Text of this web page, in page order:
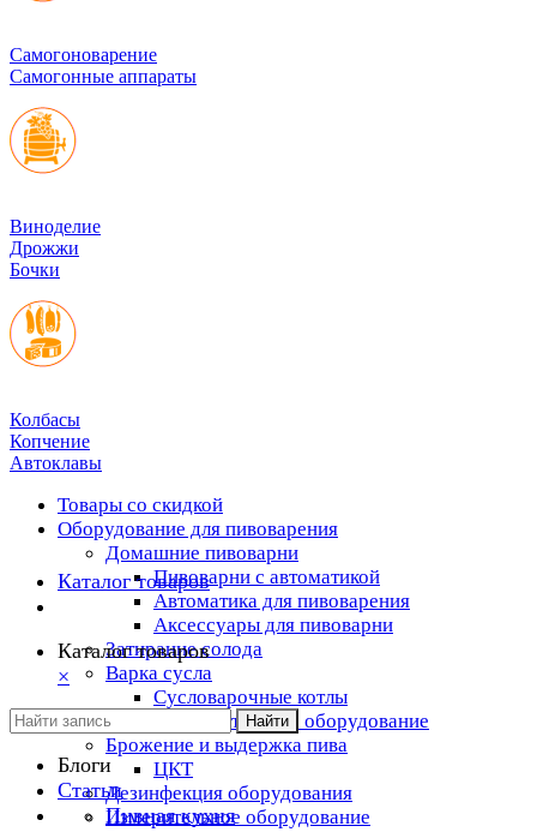
Cамогоноварение
Самогонные аппараты
Виноделие
Дрожжи
Бочки
Колбасы
Копчение
Автоклавы
Товары со скидкой
Оборудование для пивоварения
Домашние пивоварни
Пивоварни с автоматикой
Автоматика для пивоварения
Аксессуары для пивоварни
Затирание солода
Варка сусла
Cусловарочные котлы
Дополнительное оборудование
Брожение и выдержка пива
ЦКТ
Дезинфекция оборудования
Измерительное оборудование
Каталог товаров
Каталог товаров
×
Найти
Блоги
Статьи
Пивная кухня